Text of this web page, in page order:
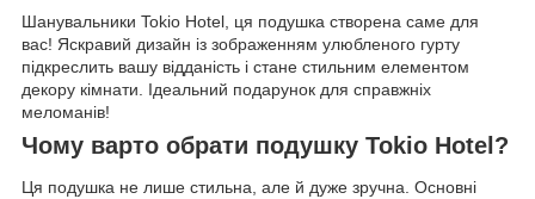
Шанувальники Tokio Hotel, ця подушка створена саме для
вас! Яскравий дизайн із зображенням улюбленого гурту
підкреслить вашу відданість і стане стильним елементом
декору кімнати. Ідеальний подарунок для справжніх
меломанів!
Чому варто обрати подушку Tokio Hotel?
Ця подушка не лише стильна, але й дуже зручна. Основні